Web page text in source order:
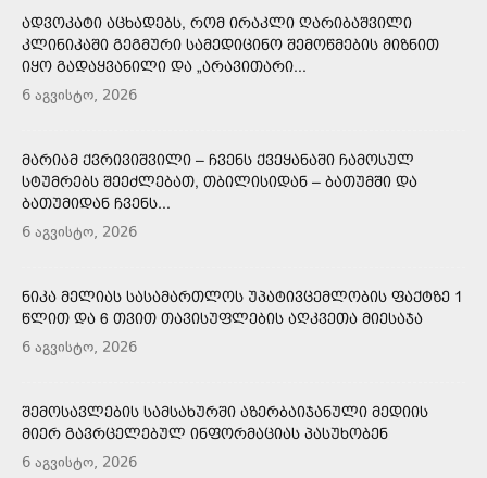
ᲐᲓᲕᲝᲙᲐᲢᲘ ᲐᲪᲮᲐᲓᲔᲑᲡ, ᲠᲝᲛ ᲘᲠᲐᲙᲚᲘ ᲦᲐᲠᲘᲑᲐᲨᲕᲘᲚᲘ
ᲙᲚᲘᲜᲘᲙᲐᲨᲘ ᲒᲔᲒᲛᲣᲠᲘ ᲡᲐᲛᲔᲓᲘᲪᲘᲜᲝ ᲨᲔᲛᲝᲬᲛᲔᲑᲘᲡ ᲛᲘᲖᲜᲘᲗ
ᲘᲧᲝ ᲒᲐᲓᲐᲧᲕᲐᲜᲘᲚᲘ ᲓᲐ „ᲐᲠᲐᲕᲘᲗᲐᲠᲘ...
6 აგვისტო, 2026
ᲛᲐᲠᲘᲐᲛ ᲥᲕᲠᲘᲕᲘᲨᲕᲘᲚᲘ – ᲩᲕᲔᲜᲡ ᲥᲕᲔᲧᲐᲜᲐᲨᲘ ᲩᲐᲛᲝᲡᲣᲚ
ᲡᲢᲣᲛᲠᲔᲑᲡ ᲨᲔᲔᲫᲚᲔᲑᲐᲗ, ᲗᲑᲘᲚᲘᲡᲘᲓᲐᲜ – ᲑᲐᲗᲣᲛᲨᲘ ᲓᲐ
ᲑᲐᲗᲣᲛᲘᲓᲐᲜ ᲩᲕᲔᲜᲡ...
6 აგვისტო, 2026
ᲜᲘᲙᲐ ᲛᲔᲚᲘᲐᲡ ᲡᲐᲡᲐᲛᲐᲠᲗᲚᲝᲡ ᲣᲞᲐᲢᲘᲕᲪᲔᲛᲚᲝᲑᲘᲡ ᲤᲐᲥᲢᲖᲔ 1
ᲬᲚᲘᲗ ᲓᲐ 6 ᲗᲕᲘᲗ ᲗᲐᲕᲘᲡᲣᲤᲚᲔᲑᲘᲡ ᲐᲦᲙᲕᲔᲗᲐ ᲛᲘᲔᲡᲐᲯᲐ
6 აგვისტო, 2026
ᲨᲔᲛᲝᲡᲐᲕᲚᲔᲑᲘᲡ ᲡᲐᲛᲡᲐᲮᲣᲠᲨᲘ ᲐᲖᲔᲠᲑᲐᲘᲯᲐᲜᲣᲚᲘ ᲛᲔᲓᲘᲘᲡ
ᲛᲘᲔᲠ ᲒᲐᲕᲠᲪᲔᲚᲔᲑᲣᲚ ᲘᲜᲤᲝᲠᲛᲐᲪᲘᲐᲡ ᲞᲐᲡᲣᲮᲝᲑᲔᲜ
6 აგვისტო, 2026